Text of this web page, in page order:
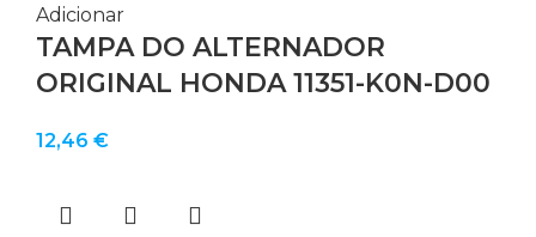
Adicionar
TAMPA DO ALTERNADOR
ORIGINAL HONDA 11351-K0N-D00
12,46 €